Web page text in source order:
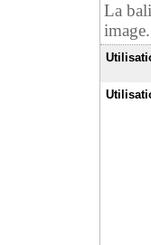
La
image.